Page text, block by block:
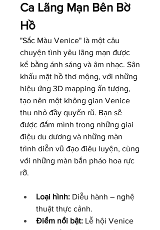
Ca Lãng Mạn Bên Bờ
Hồ
"Sắc Màu Venice" là một câu
chuyện tình yêu lãng mạn được
kể bằng ánh sáng và âm nhạc. Sân
khấu mặt hồ thơ mộng, với những
hiệu ứng 3D mapping ấn tượng,
tạo nên một không gian Venice
thu nhỏ đầy quyến rũ. Bạn sẽ
được đắm mình trong những giai
điệu du dương và những màn
trình diễn vũ đạo điêu luyện, cùng
với những màn bắn pháo hoa rực
rỡ.
Loại hình: Diễu hành – nghệ
thuật thực cảnh.
Điểm nổi bật: Lễ hội Venice